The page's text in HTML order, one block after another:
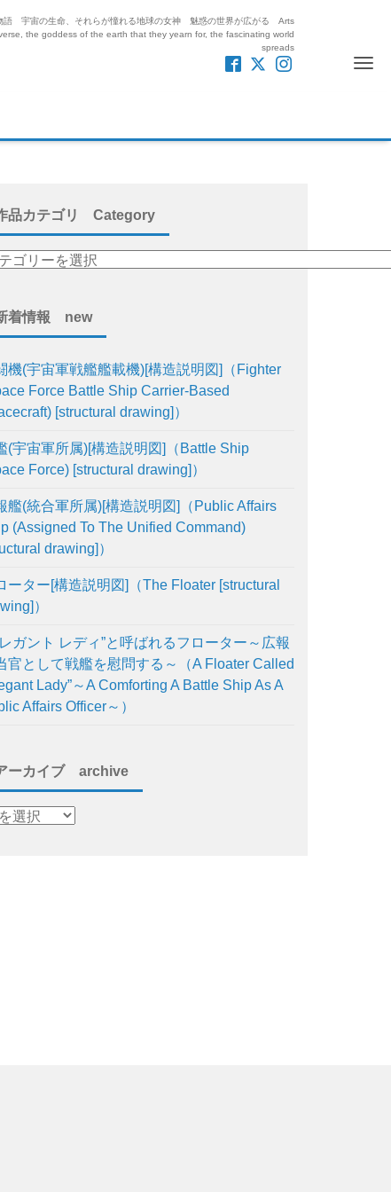
語 宇宙の生命、それらが憧れる地球の女神 魅惑の世界が広がる Arts
the goddess of the earth that they yearn for, the fascinating world
spreads
品カテゴリ Category
着情報 new
機(宇宙軍戦艦艦載機)[構造説明図]（Fighter
Force Battle Ship Carrier-Based
[structural drawing]）
(宇宙軍所属)[構造説明図]（Battle Ship
Force) [structural drawing]）
艦(統合軍所属)[構造説明図]（Public Affairs
(Assigned To The Unified Command)
drawing]）
ーター[構造説明図]（The Floater [structural
）
ガント レディ”と呼ばれるフローター～広報
官として戦艦を慰問する～（A Floater Called
Lady”～A Comforting A Battle Ship As A
Affairs Officer～）
ーカイブ archive